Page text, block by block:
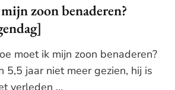
zoon benaderen?
moet ik mijn zoon benaderen?
5,5 jaar niet meer gezien, hij is
verleden …